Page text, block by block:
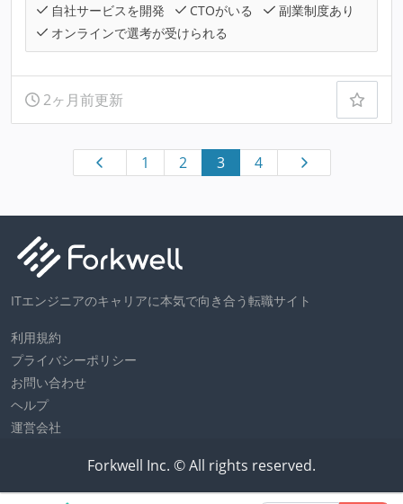
自社サービスを開発
CTOがいる
副業制度あり
オンラインで選考が受けられる
2ヶ月前更新
1 2 3 4
ITエンジニアのキャリアに本気で向き合う転職サイト
利用規約
プライバシーポリシー
お問い合わせ
ヘルプ
運営会社
Forkwell Inc. © All rights reserved.